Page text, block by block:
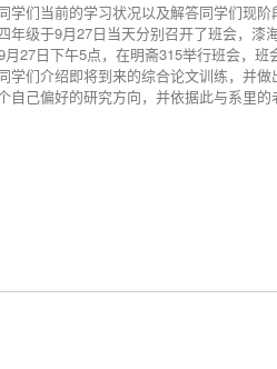
学们当前的学习状况以及解答同学们现
年级于9月27日当天分别召开了班会，漆
27日下午5点，在明斋315举行班会，
学们介绍即将到来的综合论文训练，并
自己偏好的研究方向，并依据此与系里